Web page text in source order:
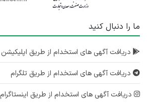
ما را دنبال کنید
دریافت آگهی های استخدام از طریق اپلیکیشن
دریافت آگهی های استخدام از طریق تلگرام
دریافت آگهی های استخدام از طریق اینستاگرام